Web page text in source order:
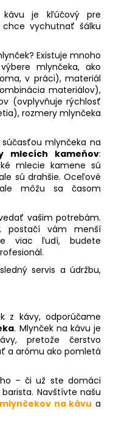
kávu je kľúčový pre
vychutnať šálku
Existuje mnoho
mlynčeka, ako
v práci), materiál
materiálov),
(ovplyvňuje rýchlosť
rozmery mlynčeka
mlynčeka na
mlecích kameňov:
mlecie kamene sú
sú drahšie. Oceľové
môžu sa časom
vašim potrebám.
postačí vám menší
viac ľudí, budete
servis a údržbu,
z kávy, odporúčame
. Mlynček na kávu je
pretože čerstvo
a arómu ako pomletá
– či už ste domáci
Navštívte našu
mlynčekov na kávu a